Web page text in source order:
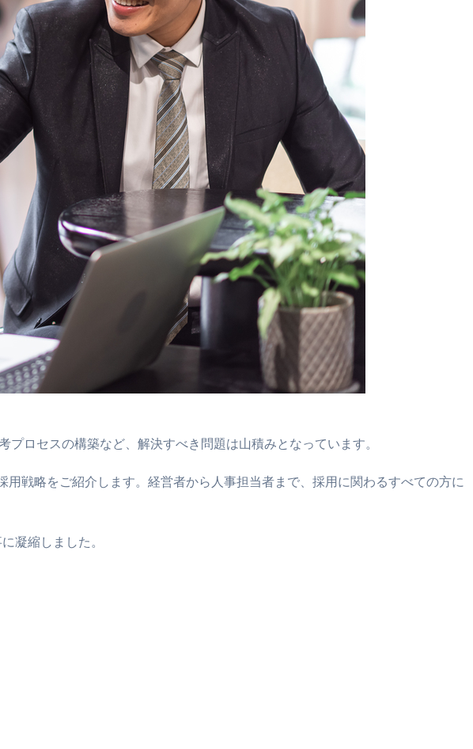
ロセスの構築など、解決すべき問題は山積みとなっています。
戦略をご紹介します。経営者から人事担当者まで、採用に関わるすべての方に
凝縮しました。